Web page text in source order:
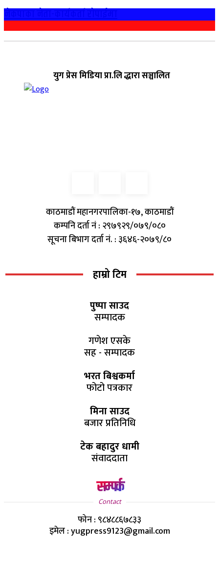
युग प्रेस मिडिया प्रा.लि द्धारा सञ्चालित
काठमाडौं महानगरपालिका-१७, काठमाडौं
कम्पनि दर्ता नं : २९७९२९/०७९/०८०
सूचना बिभाग दर्ता नं. : ३६४६-२०७९/८०
हाम्रो टिम
पुष्पा साउद
सम्पादक
गणेश एसके
सह - सम्पादक
भरत बिश्वकर्मा
फोटो पत्रकार
मिना साउद
बजार प्रतिनिधि
टेक बहादुर धामी
संवाददाता
सम्पर्क
Contact
फोन : ९८४८८६७८३३
इमेल : yugpress9123@gmail.com